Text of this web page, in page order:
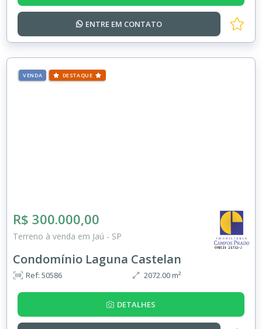
ENTRE EM CONTATO
VENDA DESTAQUE
R$ 300.000,00
Terreno à venda em Jaú - SP
Condomínio Laguna Castelan
Ref: 50586 2072.00 m²
DETALHES